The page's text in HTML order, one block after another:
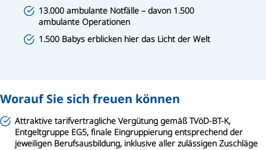
13.000 ambulante Notfälle – davon 1.500
ambulante Operationen
1.500 Babys erblicken hier das Licht der Welt
Worauf Sie sich freuen können
Attraktive tarifvertragliche Vergütung gemäß TVöD-BT-K,
Entgeltgruppe EG5, finale Eingruppierung entsprechend der
jeweiligen Berufsausbildung, inklusive aller zulässigen Zuschläge